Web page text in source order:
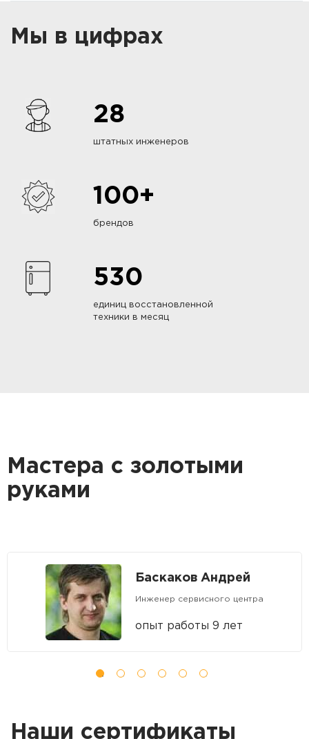
Мы в цифрах
28
штатных инженеров
100+
брендов
530
единиц восстановленной
техники в месяц
Мастера с золотыми
руками
Баскаков Андрей
Инженер сервисного центра
опыт работы 9 лет
Наши сертификаты